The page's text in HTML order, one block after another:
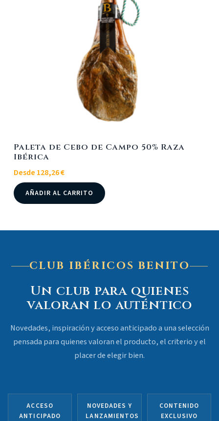
pueden
elegir
en
la
página
de
producto
Paleta de Cebo de Campo 50% Raza
Ibérica
Desde 128,26€
AÑADIR AL CARRITO
Este
múltiples
opciones
pueden
elegir
la
página
de
CLUB IBÉRICOS BENITO
Un club para quienes
valoran lo auténtico
Novedades, inspiración y acceso anticipado a una selección
pensada para quienes valoran el producto, el criterio y el
placer de elegir bien.
ACCESO
ANTICIPADO
NOVEDADES Y
LANZAMIENTOS
CONTENIDO
EXCLUSIVO